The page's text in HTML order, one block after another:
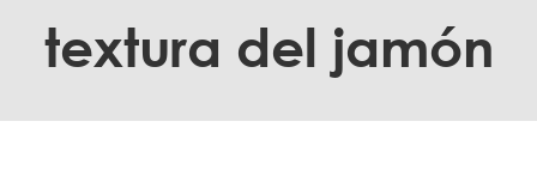
textura del jamón